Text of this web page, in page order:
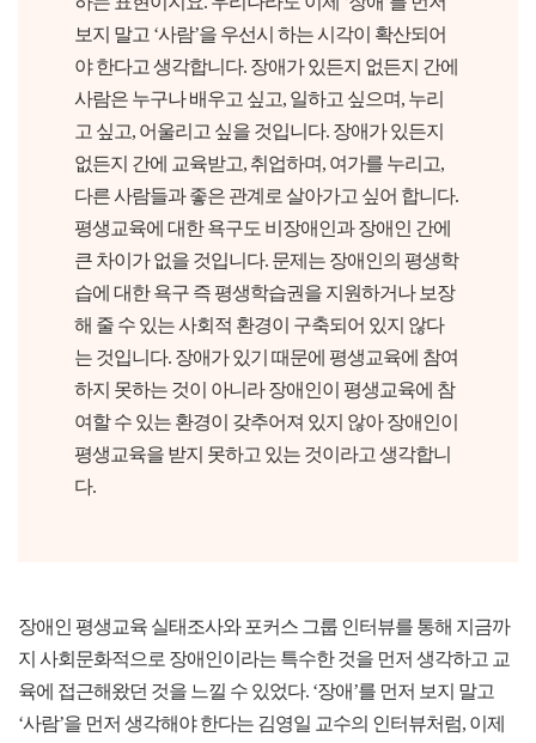
보지 말고 ‘사람’을 우선시 하는 시각이 확산되어
야 한다고 생각합니다. 장애가 있든지 없든지 간에
사람은 누구나 배우고 싶고, 일하고 싶으며, 누리
고 싶고, 어울리고 싶을 것입니다. 장애가 있든지
없든지 간에 교육받고, 취업하며, 여가를 누리고,
다른 사람들과 좋은 관계로 살아가고 싶어 합니다.
평생교육에 대한 욕구도 비장애인과 장애인 간에
큰 차이가 없을 것입니다. 문제는 장애인의 평생학
습에 대한 욕구 즉 평생학습권을 지원하거나 보장
해 줄 수 있는 사회적 환경이 구축되어 있지 않다
는 것입니다. 장애가 있기 때문에 평생교육에 참여
하지 못하는 것이 아니라 장애인이 평생교육에 참
여할 수 있는 환경이 갖추어져 있지 않아 장애인이
평생교육을 받지 못하고 있는 것이라고 생각합니
다.
장애인 평생교육 실태조사와 포커스 그룹 인터뷰를 통해 지금까
지 사회문화적으로 장애인이라는 특수한 것을 먼저 생각하고 교
육에 접근해왔던 것을 느낄 수 있었다. ‘장애’를 먼저 보지 말고
‘사람’을 먼저 생각해야 한다는 김영일 교수의 인터뷰처럼, 이제